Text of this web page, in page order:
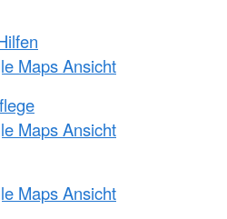
Maps Ansicht
Maps Ansicht
Maps Ansicht